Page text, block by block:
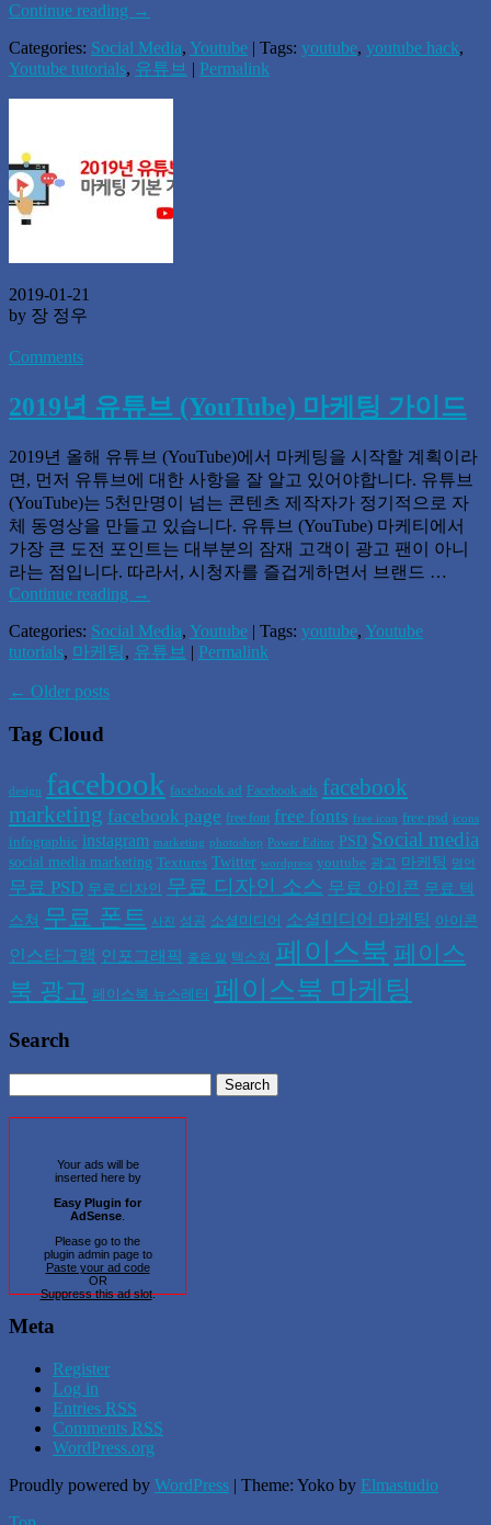
Continue reading →
Categories: Social Media, Youtube | Tags: youtube, youtube hack,
Youtube tutorials, 유튜브 | Permalink
2019-01-21
by 장 정우
Comments
2019년 유튜브 (YouTube) 마케팅 가이드
2019년 올해 유튜브 (YouTube)에서 마케팅을 시작할 계획이라
면, 먼저 유튜브에 대한 사항을 잘 알고 있어야합니다. 유튜브
(YouTube)는 5천만명이 넘는 콘텐츠 제작자가 정기적으로 자
체 동영상을 만들고 있습니다. 유튜브 (YouTube) 마케티에서
가장 큰 도전 포인트는 대부분의 잠재 고객이 광고 팬이 아니
라는 점입니다. 따라서, 시청자를 즐겁게하면서 브랜드 …
Continue reading →
Categories: Social Media, Youtube | Tags: youtube, Youtube
tutorials, 마케팅, 유튜브 | Permalink
← Older posts
Tag Cloud
design facebook facebook ad Facebook ads facebook
marketing facebook page free font free fonts free icon free psd icons
infographic instagram marketing photoshop Power Editor PSD Social media
social media marketing Textures Twitter wordpress youtube 광고 마케팅 명언
무료 PSD 무료 디자인 무료 디자인 소스 무료 아이콘 무료 텍
스쳐 무료 폰트 사진 성공 소셜미디어 소셜미디어 마케팅 아이콘
인스타그램 인포그래픽 좋은 말 텍스쳐 페이스북 페이스
북 광고 페이스북 뉴스레터 페이스북 마케팅
Search
Your ads will be
inserted here by
Easy Plugin for
AdSense
Please go to the
plugin admin page to
Paste your ad code
OR
Suppress this ad slot.
Meta
Register
Log in
Entries RSS
Comments RSS
WordPress.org
Proudly powered by WordPress | Theme: Yoko by Elmastudio